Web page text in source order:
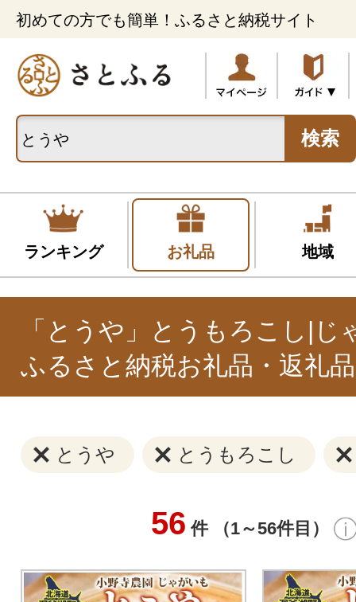
初めての方でも簡単！ふるさと納税サイト
検索
ランキング お礼品 地域
「とうや」とうもろこし|じ
ふるさと納税お礼品・返礼
とうや とうもろこし
56 件 （1～56件目）